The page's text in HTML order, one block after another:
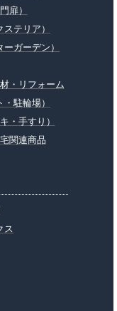
扉）
テリア）
ガーデン）
・リフォーム
駐輪場）
・手すり）
関連商品
ス